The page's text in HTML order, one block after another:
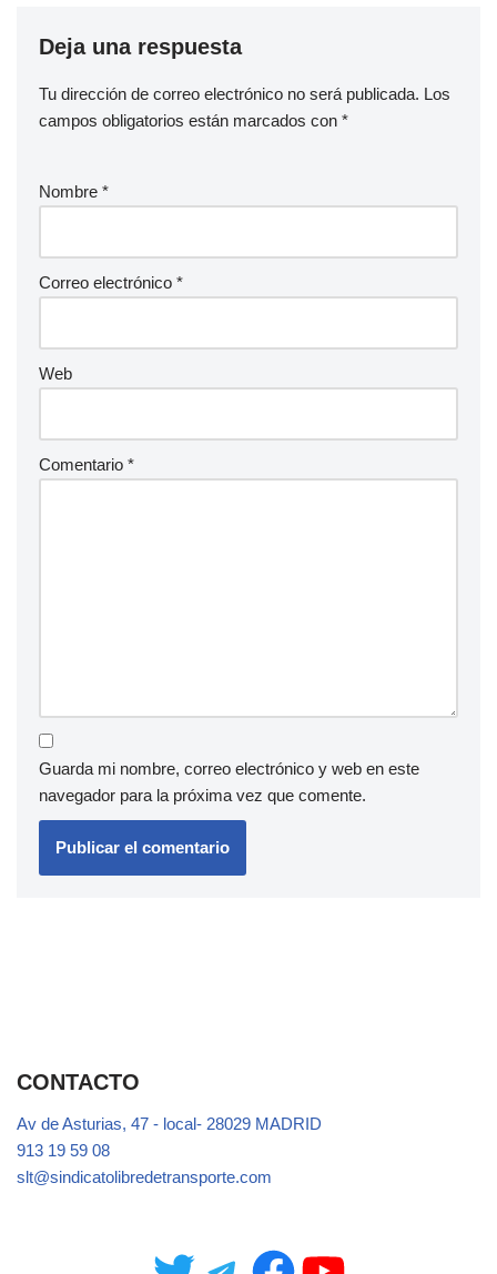
Deja una respuesta
Tu dirección de correo electrónico no será publicada. Los
campos obligatorios están marcados con *
Nombre *
Correo electrónico *
Web
Comentario *
Guarda mi nombre, correo electrónico y web en este
navegador para la próxima vez que comente.
CONTACTO
Av de Asturias, 47 - local- 28029 MADRID
913 19 59 08
slt@sindicatolibredetransporte.com